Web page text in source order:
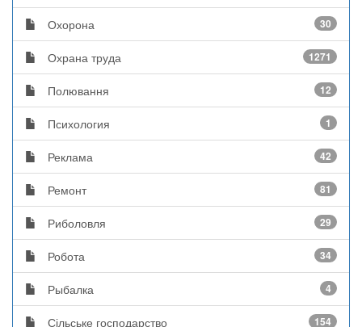
Охорона 30
Охрана труда 1271
Полювання 12
Психология 1
Реклама 42
Ремонт 81
Риболовля 29
Робота 34
Рыбалка 4
Сільське господарство 154